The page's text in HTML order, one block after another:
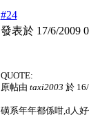
#24
發表於 17/6/2009
QUOTE:
原帖由 taxi2003 於
磺系年年都係咁,d人